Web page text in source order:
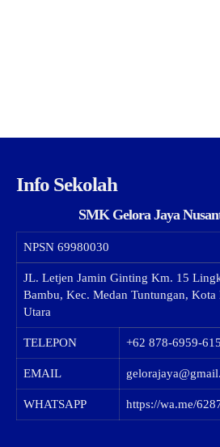
Info Sekolah
SMK Gelora Jaya
NPSN 69980030
JL. Letjen Jamin Ginting Km. 15
Bambu, Kec. Medan Tuntungan, Kota
Utara
TELEPON +62 878-6959-
EMAIL
WHATSAPP https://wa.me/